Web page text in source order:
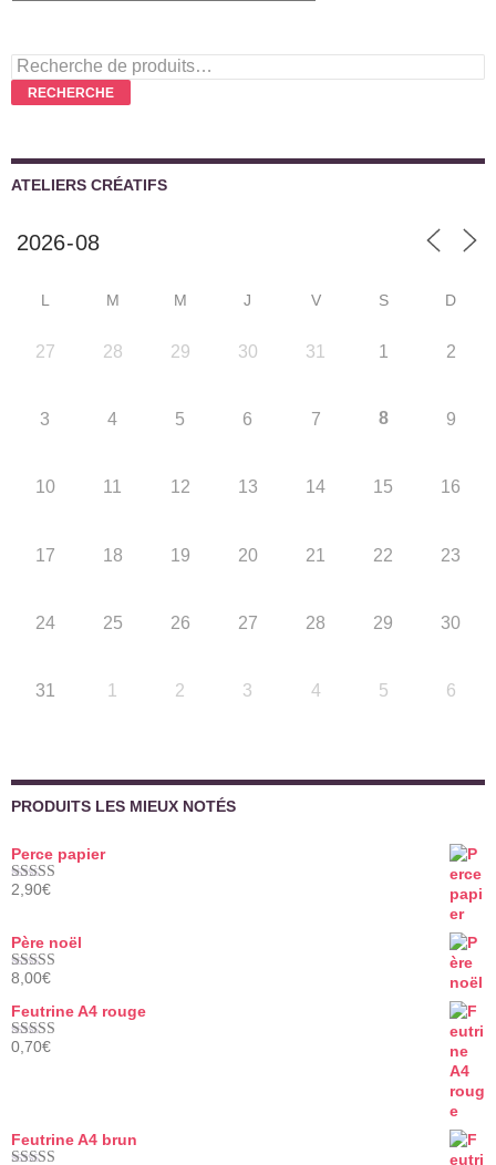
Recherche
pour :
RECHERCHE
ATELIERS CRÉATIFS
L M M J V S D
27 28 29 30 31 1 2
3 4 5 6 7 8 9
10 11 12 13 14 15 16
17 18 19 20 21 22 23
24 25 26 27 28 29 30
31 1 2 3 4 5 6
PRODUITS LES MIEUX NOTÉS
Perce papier
Note5.00
2,90€
Père noël
Note5.00
8,00€
Feutrine A4 rouge
Note5.00
0,70€
Feutrine A4 brun